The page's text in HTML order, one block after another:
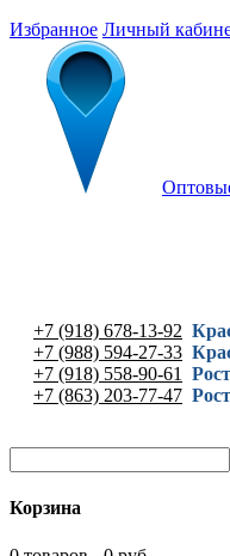
Избранное Личный
+7 (918) 678-13-92
+7 (988) 594-27-33
+7 (918) 558-90-61
+7 (863) 203-77-47
Корзина